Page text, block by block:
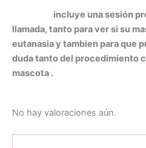
incluye una sesión
llamada, tanto para ver si su
eutanasia y tambien para que
duda tanto del procedimiento
mascota .
No hay valoraciones aún.